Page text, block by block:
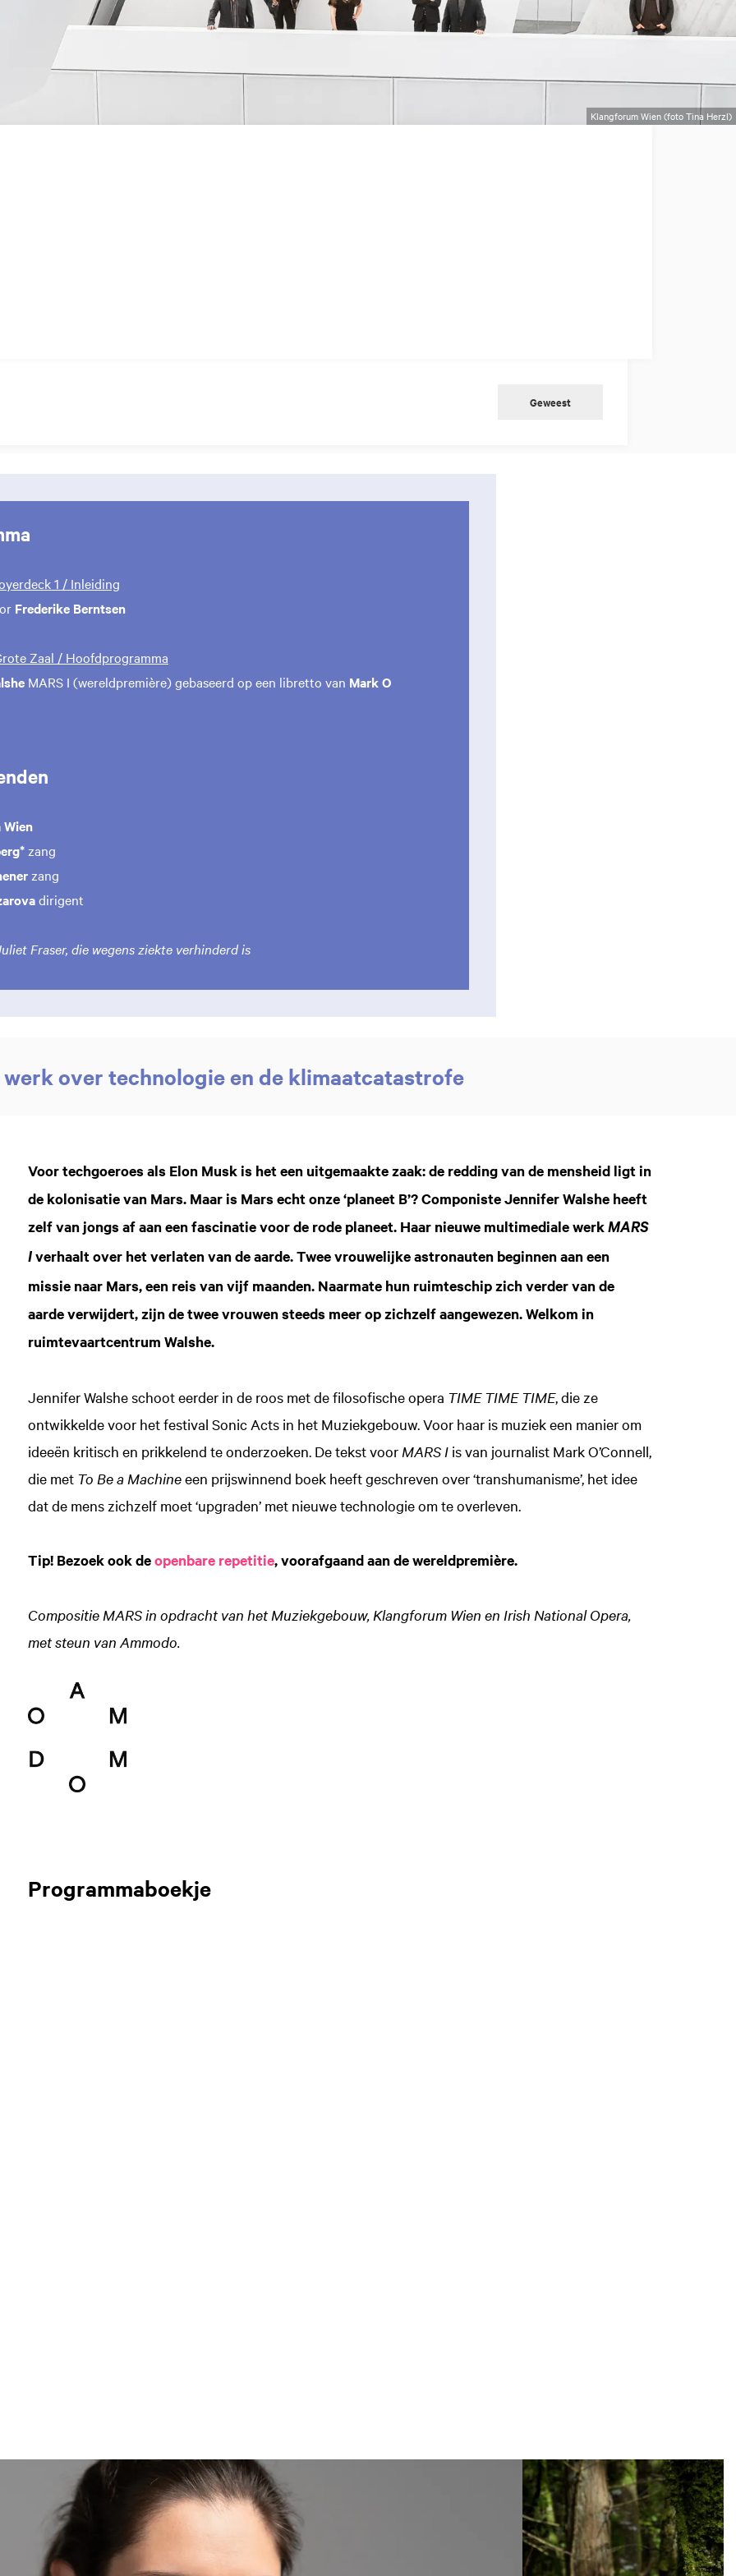
Klangforum Wien (foto Tina Herzl)
Geweest
1 / Inleiding
Frederike Berntsen
Zaal / Hoofdprogramma
MARS I (wereldpremière) gebaseerd op een libretto van Mark O
zang
zang
dirigent
Fraser, die wegens ziekte verhinderd is
over technologie en de klimaatcatastrofe
Voor techgoeroes als Elon Musk is het een uitgemaakte zaak: de redding van de mensheid ligt in
de kolonisatie van Mars. Maar is Mars echt onze ‘planeet B’? Componiste Jennifer Walshe heeft
zelf van jongs af aan een fascinatie voor de rode planeet. Haar nieuwe multimediale werk MARS
I verhaalt over het verlaten van de aarde. Twee vrouwelijke astronauten beginnen aan een
missie naar Mars, een reis van vijf maanden. Naarmate hun ruimteschip zich verder van de
aarde verwijdert, zijn de twee vrouwen steeds meer op zichzelf aangewezen. Welkom in
ruimtevaartcentrum Walshe.
Jennifer Walshe schoot eerder in de roos met de filosofische opera TIME TIME TIME, die ze
ontwikkelde voor het festival Sonic Acts in het Muziekgebouw. Voor haar is muziek een manier om
ideeën kritisch en prikkelend te onderzoeken. De tekst voor MARS I is van journalist Mark O’Connell,
die metTo Be a Machineeen prijswinnend boek heeft geschreven over ‘transhumanisme’, het idee
dat de mens zichzelf moet ‘upgraden’ met nieuwe technologie om te overleven.
Tip! Bezoek ook deopenbare repetitie, voorafgaand aan de wereldpremière.
Compositie MARS in opdracht van het Muziekgebouw, Klangforum Wien en Irish National Opera,
met steun van Ammodo.
Programmaboekje